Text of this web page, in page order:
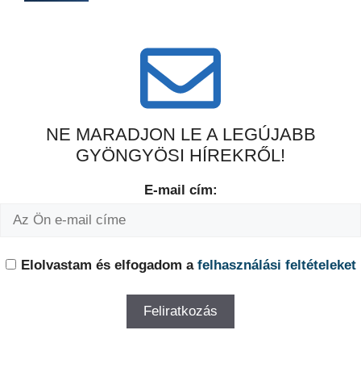
NE MARADJON LE A LEGÚJABB
GYÖNGYÖSI HÍREKRŐL!
E-mail cím:
Elolvastam és elfogadom a felhasználási feltételeket